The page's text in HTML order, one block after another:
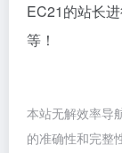
EC21的站长
等！
本站无解效率导
的准确性和完整